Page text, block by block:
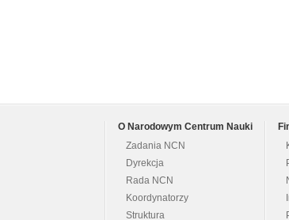
O Narodowym Centrum Nauki
Zadania NCN
Dyrekcja
Rada NCN
Koordynatorzy
Struktura